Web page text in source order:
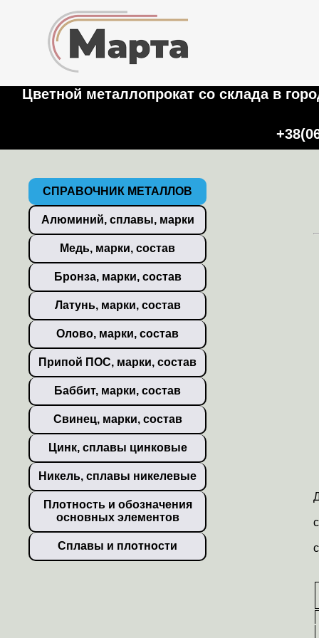
Цветной металлопрокат со склада в
СПРАВОЧНИК МЕТАЛЛОВ
Алюминий, сплавы, марки
Медь, марки, состав
Бронза, марки, состав
Латунь, марки, состав
Олово, марки, состав
Припой ПОС, марки, состав
Баббит, марки, состав
Свинец, марки, состав
Цинк, сплавы цинковые
Никель, сплавы никелевые
Плотность и обозначения
основных элементов
Сплавы и плотности